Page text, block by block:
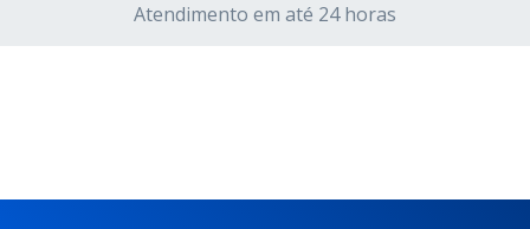
Atendimento em até 24 horas